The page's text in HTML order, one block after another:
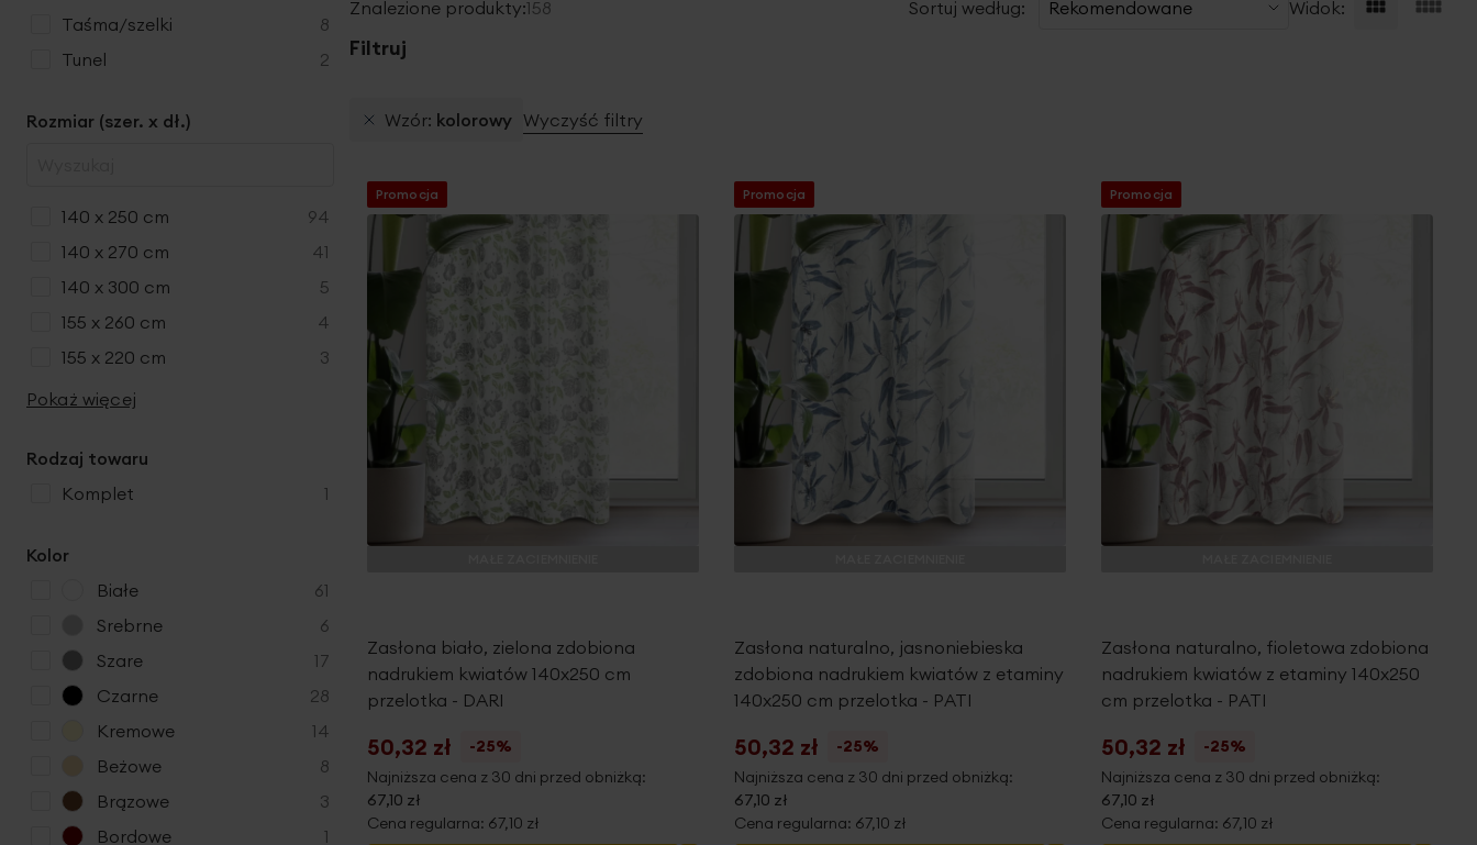
Znalezione produkty:158 Sortuj według: Widok:
Filtruj
Wzór kolorowy Wyczyść filtry
Promocja
Zasłona biało, zielona zdobiona
nadrukiem kwiatów 140x250 cm
przelotka - DARI
50,32 zł
-25%
Najniższa cena z 30 dni przed obniżką:
67,10 zł
Cena regularna: 67,10 zł
Promocja
Zasłona naturalno, jasnoniebieska
zdobiona nadrukiem kwiatów z etaminy
140x250 cm przelotka - PATI
50,32 zł
-25%
Najniższa cena z 30 dni przed obniżką:
67,10 zł
Cena regularna: 67,10 zł
Promocja
Zasłona naturalno, fioletowa zdobiona
nadrukiem kwiatów z etaminy 140x250
cm przelotka - PATI
50,32 zł
-25%
Najniższa cena z 30 dni przed obniżką:
67,10 zł
Cena regularna: 67,10 zł
taśma/szelki
8
produkty
Tunel
2
produkty
Rozmiar (szer. x dł.)
140 x 250 cm 94
produkty
140 x 270 cm
41
produkty
140 x 300 cm
5
produkty
155 x 260 cm
4
produkty
155 x 220 cm
3
produkty
Pokaż więcej
Rodzaj towaru
komplet
1produkt
Kolor
Białe
61
p
r
d
u
k
y
Srebrne 6
p
r
d
u
k
y
Szare 17
p
r
d
u
k
Czarne 28
p
r
d
u
k
Kremowe 14
p
r
d
u
Beżowe 8
p
r Brązowe 3
p
r Bordowe 1
p